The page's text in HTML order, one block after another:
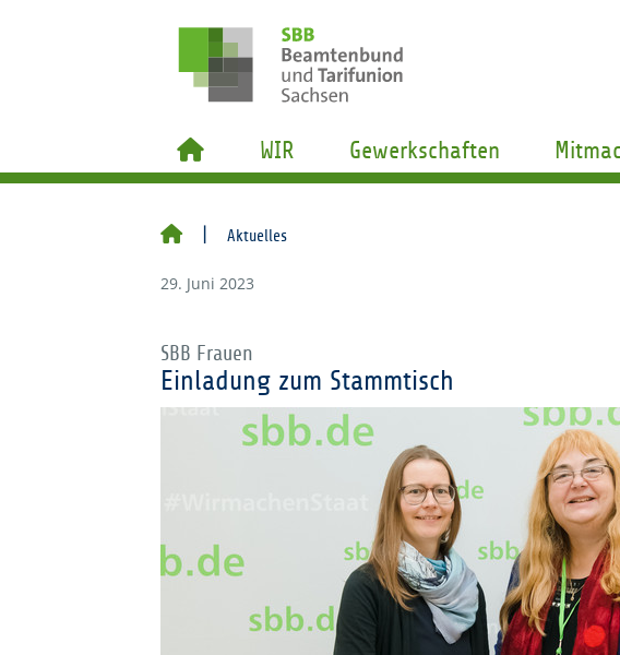
WIR Gewerkschaften
Aktuelles
29. Juni 2023
SBB Frauen
Einladung zum Stammtisch